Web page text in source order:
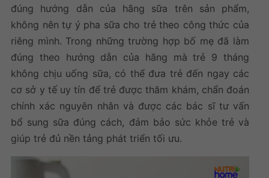
đúng hướng dẫn của hãng sữa trên sản phẩm,
không nên tự ý pha sữa cho trẻ theo công thức của
riêng mình. Trong những trường hợp bố mẹ đã làm
đúng theo hướng dẫn của hãng màtrẻ 9 tháng
không chịu uống sữa, có thể đưa trẻ đến ngay các
cơ sở y tế uy tín để trẻ được thăm khám, chẩn đoán
chính xác nguyên nhân và được các bác sĩ tư vấn
bổ sung sữa đúng cách, đảm bảo sức khỏe trẻ và
giúp trẻ đủ nền tảng phát triển tối ưu.